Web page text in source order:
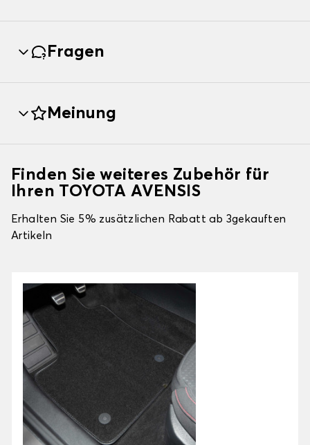
Fragen
Meinung
Finden Sie weiteres Zubehör für
Ihren TOYOTA AVENSIS
Erhalten Sie 5% zusätzlichen Rabatt ab 3gekauften
Artikeln